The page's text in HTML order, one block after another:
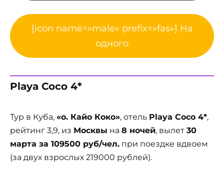
[icon name=»male» prefix=»fas»] На
одного
Playa Coco 4*
Тур в Куба, «о. Кайо Коко», отель Playa Coco 4*,
рейтинг 3,9, из Москвы на 8 ночей, вылет 30
марта за 109500 руб/чел. при поездке вдвоем
(за двух взрослых 219000 рублей).